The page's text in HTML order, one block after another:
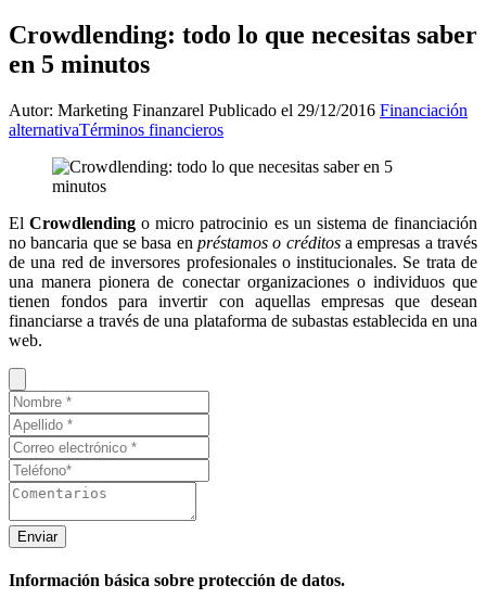
Crowdlending: todo lo que necesitas saber
en 5 minutos
Autor: Marketing Finanzarel Publicado el 29/12/2016 Financiación
alternativaTérminos financieros
ElCrowdlending o micro patrocinio es un sistema de financiación
no bancaria que se basa en préstamos o créditosa empresas a través
de una red de inversores profesionales o institucionales. Se trata de
una manera pionera de conectar organizaciones o individuos que
tienen fondos para invertir con aquellas empresas que desean
financiarse a través de una plataforma de subastas establecida en una
web.
Enviar
Información básica sobre protección de datos.